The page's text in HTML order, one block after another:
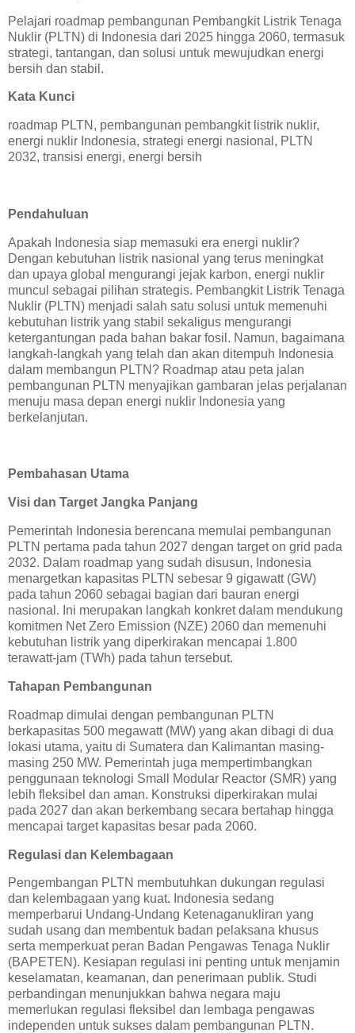
Pelajari roadmap pembangunan Pembangkit Listrik Tenaga
Nuklir (PLTN) di Indonesia dari 2025 hingga 2060, termasuk
strategi, tantangan, dan solusi untuk mewujudkan energi
bersih dan stabil.
Kata Kunci
roadmap PLTN, pembangunan pembangkit listrik nuklir,
energi nuklir Indonesia, strategi energi nasional, PLTN
2032, transisi energi, energi bersih
Pendahuluan
Apakah Indonesia siap memasuki era energi nuklir?
Dengan kebutuhan listrik nasional yang terus meningkat
dan upaya global mengurangi jejak karbon, energi nuklir
muncul sebagai pilihan strategis. Pembangkit Listrik Tenaga
Nuklir (PLTN) menjadi salah satu solusi untuk memenuhi
kebutuhan listrik yang stabil sekaligus mengurangi
ketergantungan pada bahan bakar fosil. Namun, bagaimana
langkah-langkah yang telah dan akan ditempuh Indonesia
dalam membangun PLTN? Roadmap atau peta jalan
pembangunan PLTN menyajikan gambaran jelas perjalanan
menuju masa depan energi nuklir Indonesia yang
berkelanjutan.
Pembahasan Utama
Visi dan Target Jangka Panjang
Pemerintah Indonesia berencana memulai pembangunan
PLTN pertama pada tahun 2027 dengan target on grid pada
2032. Dalam roadmap yang sudah disusun, Indonesia
menargetkan kapasitas PLTN sebesar 9 gigawatt (GW)
pada tahun 2060 sebagai bagian dari bauran energi
nasional. Ini merupakan langkah konkret dalam mendukung
komitmen Net Zero Emission (NZE) 2060 dan memenuhi
kebutuhan listrik yang diperkirakan mencapai 1.800
terawatt-jam (TWh) pada tahun tersebut.
Tahapan Pembangunan
Roadmap dimulai dengan pembangunan PLTN
berkapasitas 500 megawatt (MW) yang akan dibagi di dua
lokasi utama, yaitu di Sumatera dan Kalimantan masing-
masing 250 MW. Pemerintah juga mempertimbangkan
penggunaan teknologi Small Modular Reactor (SMR) yang
lebih fleksibel dan aman. Konstruksi diperkirakan mulai
pada 2027 dan akan berkembang secara bertahap hingga
mencapai target kapasitas besar pada 2060.
Regulasi dan Kelembagaan
Pengembangan PLTN membutuhkan dukungan regulasi
dan kelembagaan yang kuat. Indonesia sedang
memperbarui Undang-Undang Ketenaganukliran yang
sudah usang dan membentuk badan pelaksana khusus
serta memperkuat peran Badan Pengawas Tenaga Nuklir
(BAPETEN). Kesiapan regulasi ini penting untuk menjamin
keselamatan, keamanan, dan penerimaan publik. Studi
perbandingan menunjukkan bahwa negara maju
memerlukan regulasi fleksibel dan lembaga pengawas
independen untuk sukses dalam pembangunan PLTN.